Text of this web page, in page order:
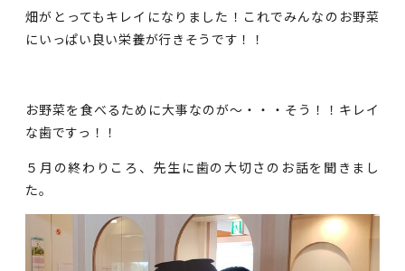
畑がとってもキレイになりました！これでみんなのお野菜
にいっぱい良い栄養が行きそうです！！
お野菜を食べるために大事なのが～・・・そう！！キレイ
な歯ですっ！！
５月の終わりころ、先生に歯の大切さのお話を聞きまし
た。